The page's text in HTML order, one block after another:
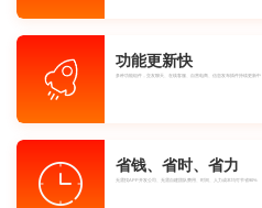
功能更新快
多种功能组件，交友聊天、在线客服、自营电商、信息发布插件持续更新中
省钱、省时、省力
无需找APP开发公司、无需自建团队费用、时间、人力成本均可节省90%